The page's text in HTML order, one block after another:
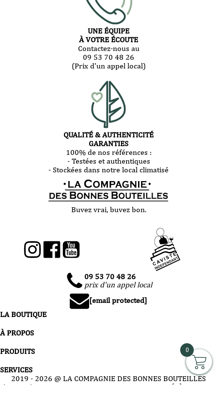
UNE ÉQUIPE
À VOTRE ÉCOUTE
Contactez-nous au
09 53 70 48 26
(Prix d'un appel local)
QUALITÉ & AUTHENTICITÉ
GARANTIES
100% de nos références :
- Testées et authentiques
- Stockées dans notre local climatisé
Buvez vrai, buvez bon.
09 53 70 48 26
prix d'un appel local
[email protected]
LA BOUTIQUE
À PROPOS
PRODUITS
SERVICES
2019 - 2026 @ LA COMPAGNIE DES BONNES BOUTEILLES
L’ABUS D’ALCOOL EST DANGEREUX POUR LA SANTÉ, À
0